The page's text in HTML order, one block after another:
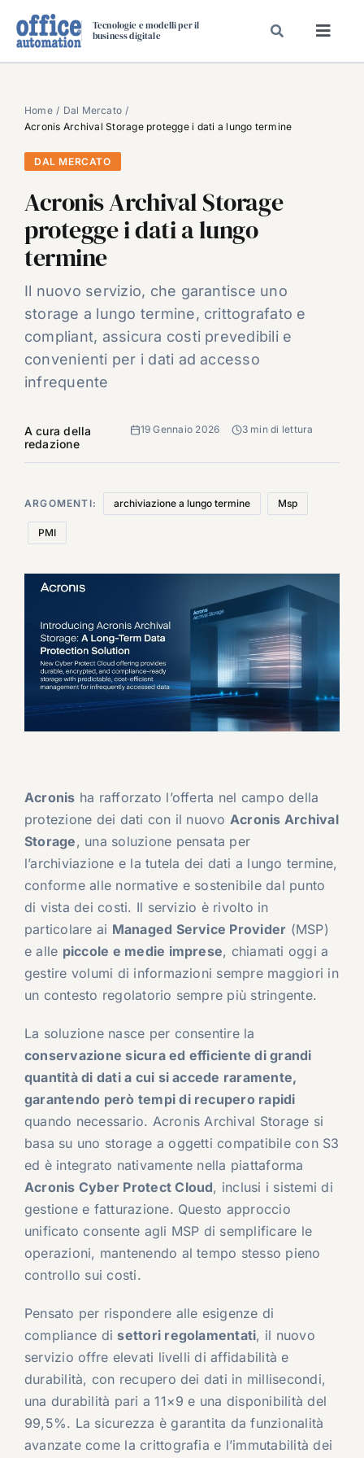
Tecnologie e modelli per il
business digitale
SPECIAL PAPER
TAVOLE ROTONDE DI REDAZIONE
DAL MERCATO
CARRIERE
VIDEO
EVENTI
CHI SIAMO
Home
Dal Mercato
Acronis Archival Storage protegge i dati a lungo termine
DAL MERCATO
Acronis Archival Storage
protegge i dati a lungo
termine
Il nuovo servizio, che garantisce uno
storage a lungo termine, crittografato e
compliant, assicura costi prevedibili e
convenienti per i dati ad accesso
infrequente
A cura della
redazione
19 Gennaio 2026 3 min di lettura
ARGOMENTI: archiviazione a lungo termine Msp
PMI
Acronis ha rafforzato l’offerta nel campo della
protezione dei dati con il nuovo Acronis Archival
Storage, una soluzione pensata per
l’archiviazione e la tutela dei dati a lungo termine,
conforme alle normative e sostenibile dal punto
di vista dei costi. Il servizio è rivolto in
particolare ai Managed Service Provider (MSP)
e alle piccole e medie imprese, chiamati oggi a
gestire volumi di informazioni sempre maggiori in
un contesto regolatorio sempre più stringente.
La soluzione nasce per consentire la
conservazione sicura ed efficiente di grandi
quantità di dati a cui si accede raramente,
garantendo però tempi di recupero rapidi
quando necessario. Acronis Archival Storage si
basa su uno storage a oggetti compatibile con S3
ed è integrato nativamente nella piattaforma
Acronis Cyber Protect Cloud, inclusi i sistemi di
gestione e fatturazione. Questo approccio
unificato consente agli MSP di semplificare le
operazioni, mantenendo al tempo stesso pieno
controllo sui costi.
Pensato per rispondere alle esigenze di
compliance di settori regolamentati, il nuovo
servizio offre elevati livelli di affidabilità e
durabilità, con recupero dei dati in millisecondi,
una durabilità pari a 11×9 e una disponibilità del
99,5%. La sicurezza è garantita da funzionalità
avanzate come la crittografia e l’immutabilità dei